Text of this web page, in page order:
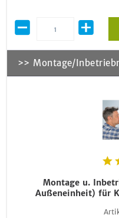
>> Montage/
Montage u.
Außeneinheit) für